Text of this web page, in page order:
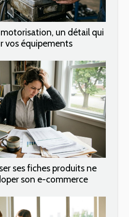
un détail qui
vos équipements
ses fiches produits ne
son e-commerce